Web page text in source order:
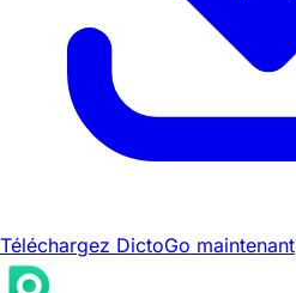
Téléchargez DictoGo maintenant